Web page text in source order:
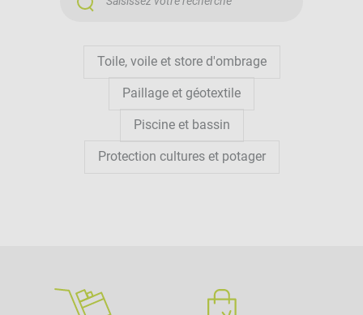
Toile, voile et store d'ombrage
Paillage et géotextile
Piscine et bassin
Protection cultures et potager